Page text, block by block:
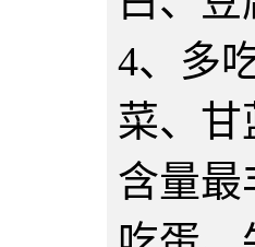
4、多
菜、甘
含量最